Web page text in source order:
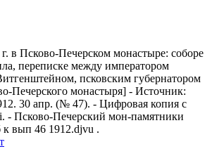
в Псково-Печерском монастыре: соборе
переписке между императором
псковским губернатором
Печерского монастыря] - Источник:
30 апр. (№ 47). - Цифровая копия с
- Псково-Печерский мон-памятники
вып 46 1912.djvu .